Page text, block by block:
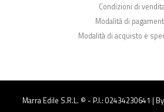
Condizioni di
Modalità di
Modalità di acquisto e
Marra Edile S.r.l. © - P.I.: 02434230641 |